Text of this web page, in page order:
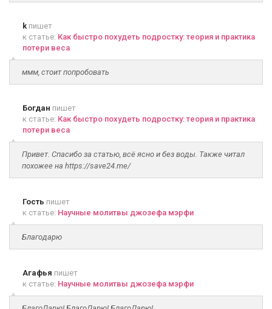
k пишет
к статье: Как быстро похудеть подростку: теория и практика
потери веса
ммм, стоит попробовать
Богдан пишет
к статье: Как быстро похудеть подростку: теория и практика
потери веса
Привет. Спасибо за статью, всё ясно и без воды. Также читал
похожее на https://save24.me/
Гость пишет
к статье: Научные молитвы джозефа мэрфи
Благодарю
Агафья пишет
к статье: Научные молитвы джозефа мэрфи